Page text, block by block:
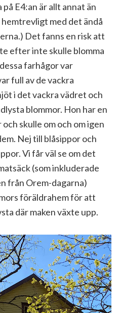
E4:an är allt annat än
med det ändå
Det fanns en risk att
efter inte skulle blomma
farhågor var
full av de vackra
i det vackra vädret och
blommor. Hon har en
skulle om och om igen
Nej till blåsippor och
Vi får väl se om det
(som inkluderade
från Orem-dagarna)
föräldrahem för att
där maken växte upp.